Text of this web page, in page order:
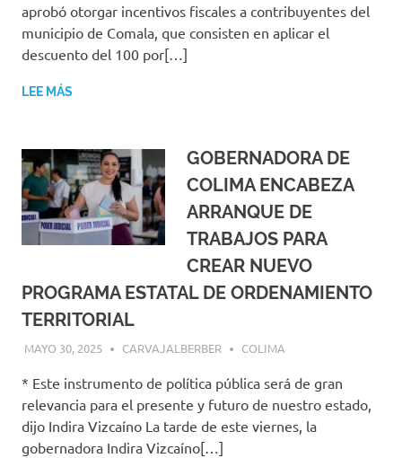
aprobó otorgar incentivos fiscales a contribuyentes del
municipio de Comala, que consisten en aplicar el
descuento del 100 por[…]
LEE MÁS
GOBERNADORA DE
COLIMA ENCABEZA
ARRANQUE DE
TRABAJOS PARA
CREAR NUEVO
PROGRAMA ESTATAL DE ORDENAMIENTO
TERRITORIAL
MAYO 30, 2025 CARVAJALBERBER COLIMA
* Este instrumento de política pública será de gran
relevancia para el presente y futuro de nuestro estado,
dijo Indira Vizcaíno La tarde de este viernes, la
gobernadora Indira Vizcaíno[…]